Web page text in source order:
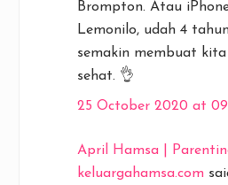
Brompton. Atau
Lemonilo, udah 4
semakin membuat kita
sehat. 👌
25 October 2020 at
April Hamsa |
keluargahamsa.com